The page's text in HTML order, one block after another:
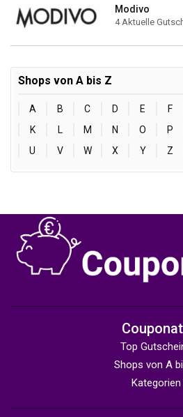
Modivo
4 Aktuelle
Shops von A bis Z
A B C D E F
K
L M N O P
U
V W X Y Z
Top
Shops von A
Kategorien